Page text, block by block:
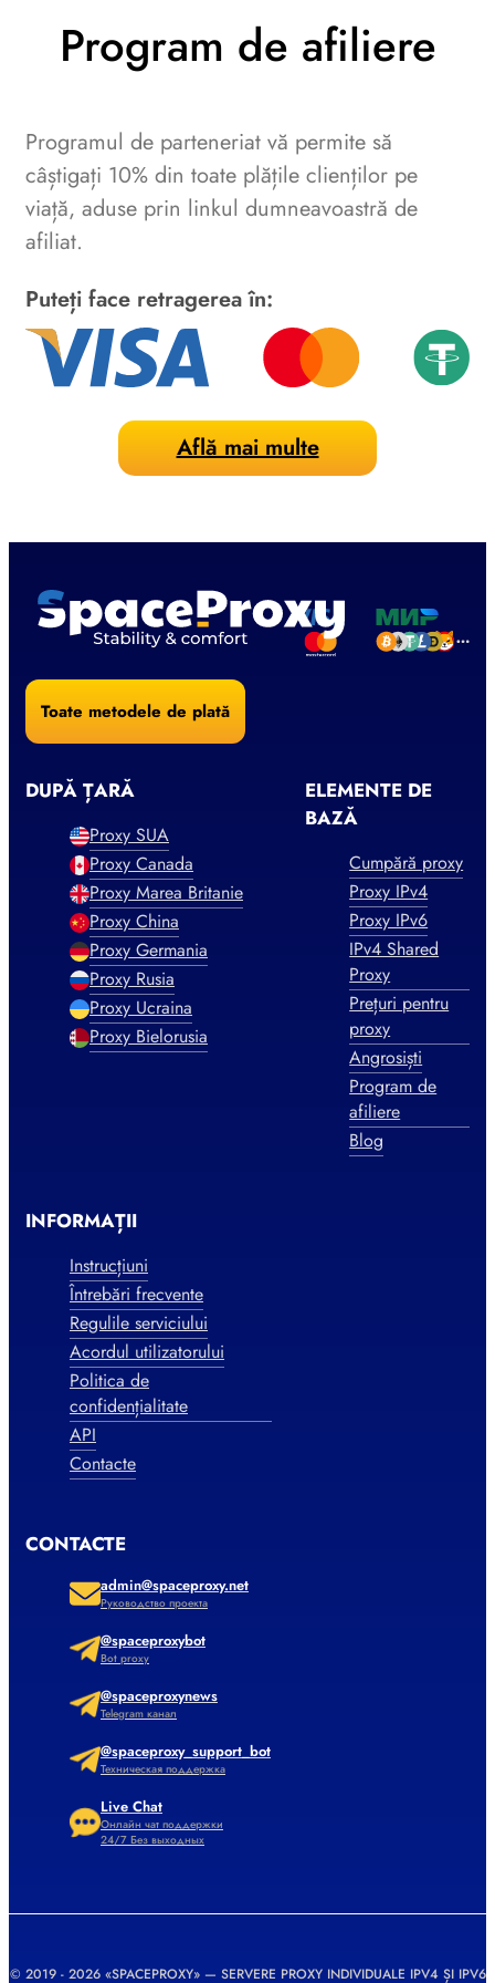
Program de afiliere
Programul de parteneriat vă permite să
câștigați 10% din toate plățile clienților pe
viață, aduse prin linkul dumneavoastră de
afiliat.
Puteți face retragerea în:
Află mai multe
Toate metodele de plată
DUPĂ ȚARĂ
Proxy SUA
Proxy Canada
Proxy Marea Britanie
Proxy China
Proxy Germania
Proxy Rusia
Proxy Ucraina
Proxy Bielorusia
ELEMENTE DE
BAZĂ
Cumpără proxy
Proxy IPv4
Proxy IPv6
IPv4 Shared
Proxy
Prețuri pentru
proxy
Angrosiști
Program de
afiliere
Blog
INFORMAȚII
Instrucțiuni
Întrebări frecvente
Regulile serviciului
Acordul utilizatorului
Politica de
confidențialitate
API
Contacte
CONTACTE
admin@spaceproxy.net
Руководство проекта
@spaceproxybot
Bot proxy
@spaceproxynews
Telegram канал
@spaceproxy_support_bot
Техническая поддержка
Live Chat
Онлайн чат поддержки
24/7 Без выходных
© 2019 - 2026 «SPACEPROXY» — SERVERE PROXY INDIVIDUALE IPV4 ȘI IPV6